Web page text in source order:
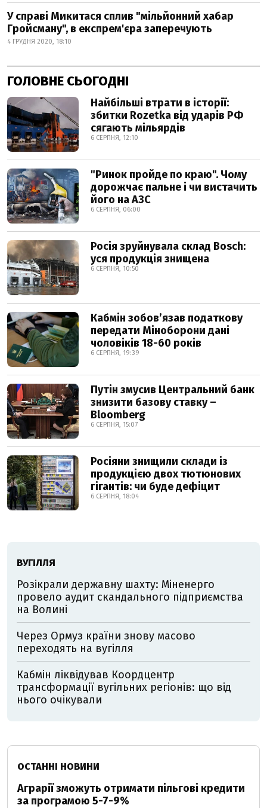
У справі Микитася сплив "мільйонний хабар
Гройсману", в експрем'єра заперечують
4 ГРУДНЯ 2020, 18:10
ГОЛОВНЕ СЬОГОДНІ
Найбільші втрати в історії:
збитки Rozetka від ударів РФ
сягають мільярдів
6 СЕРПНЯ, 12:10
"Ринок пройде по краю". Чому
дорожчає пальне і чи вистачить
його на АЗС
6 СЕРПНЯ, 06:00
Росія зруйнувала склад Bosch:
уся продукція знищена
6 СЕРПНЯ, 10:50
Кабмін зобовʼязав податкову
передати Міноборони дані
чоловіків 18-60 років
6 СЕРПНЯ, 19:39
Путін змусив Центральний банк
знизити базову ставку –
Bloomberg
6 СЕРПНЯ, 15:07
Росіяни знищили склади із
продукцією двох тютюнових
гігантів: чи буде дефіцит
6 СЕРПНЯ, 18:04
ВУГІЛЛЯ
Розікрали державну шахту: Міненерго
провело аудит скандального підприємства
на Волині
Через Ормуз країни знову масово
переходять на вугілля
Кабмін ліквідував Коордцентр
трансформації вугільних регіонів: що від
нього очікували
ОСТАННІ НОВИНИ
Аграрії зможуть отримати пільгові кредити
за програмою 5-7-9%